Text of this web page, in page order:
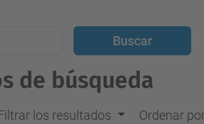
de búsqueda
los resultados Ordenar